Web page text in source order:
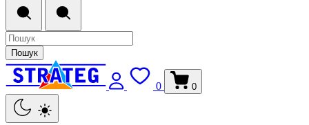
Пошук
0 0